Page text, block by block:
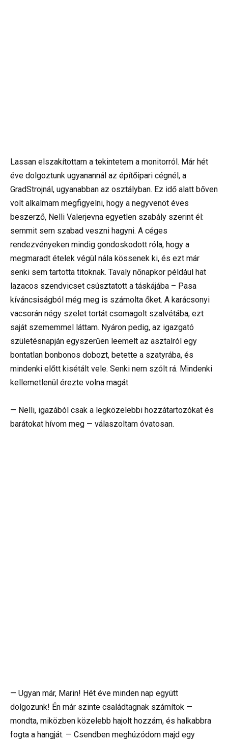
Lassan elszakítottam a tekintetem a monitorról. Már hét
éve dolgoztunk ugyanannál az építőipari cégnél, a
GradStrojnál, ugyanabban az osztályban. Ez idő alatt bőven
volt alkalmam megfigyelni, hogy a negyvenöt éves
beszerző, Nelli Valerjevna egyetlen szabály szerint él:
semmit sem szabad veszni hagyni. A céges
rendezvényeken mindig gondoskodott róla, hogy a
megmaradt ételek végül nála kössenek ki, és ezt már
senki sem tartotta titoknak. Tavaly nőnapkor például hat
lazacos szendvicset csúsztatott a táskájába – Pasa
kíváncsiságból még meg is számolta őket. A karácsonyi
vacsorán négy szelet tortát csomagolt szalvétába, ezt
saját szememmel láttam. Nyáron pedig, az igazgató
születésnapján egyszerűen leemelt az asztalról egy
bontatlan bonbonos dobozt, betette a szatyrába, és
mindenki előtt kisétált vele. Senki nem szólt rá. Mindenki
kellemetlenül érezte volna magát.
— Nelli, igazából csak a legközelebbi hozzátartozókat és
barátokat hívom meg — válaszoltam óvatosan.
— Ugyan már, Marin! Hét éve minden nap együtt
dolgozunk! Én már szinte családtagnak számítok —
mondta, miközben közelebb hajolt hozzám, és halkabbra
fogta a hangját. — Csendben meghúzódom majd egy